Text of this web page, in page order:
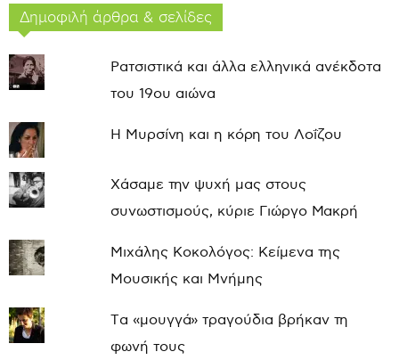
Δημοφιλή άρθρα & σελίδες
Ρατσιστικά και άλλα ελληνικά ανέκδοτα
του 19ου αιώνα
Η Μυρσίνη και η κόρη του Λοΐζου
Χάσαμε την ψυχή μας στους
συνωστισμούς, κύριε Γιώργο Μακρή
Μιχάλης Κοκολόγος: Κείμενα της
Μουσικής και Μνήμης
Τα «μουγγά» τραγούδια βρήκαν τη
φωνή τους